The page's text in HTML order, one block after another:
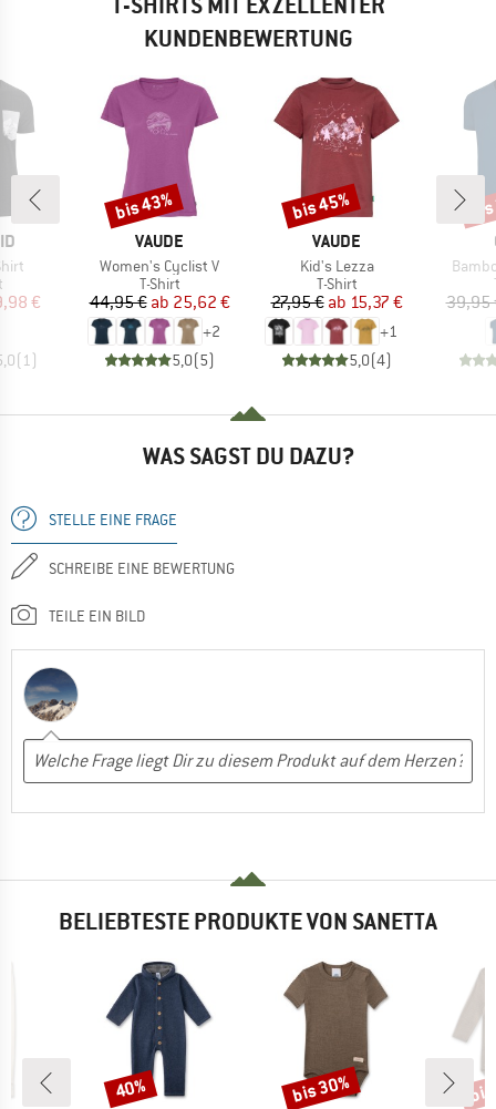
KUNDENBEWERTUNG
Preis
€
(1)
MARKE
VAUDE
Artikel
Women's Cyclist V
Produktgruppe
T-Shirt
Preis
44,95 € reduzierter Preis
ab 25,62 €
+2
5,0(5)
Rabatt
bis 43%
MARKE
VAUDE
Artikel
Kid's Lezza
Produktgruppe
T-Shirt
Preis
27,95 € reduzierter Preis
ab 15,37 €
+1
5,0(4)
Rabatt
bis 45%
Artikel
39,95
WAS SAGST DU DAZU?
STELLE EINE FRAGE
SCHREIBE EINE BEWERTUNG
TEILE EIN BILD
BELIEBTESTE PRODUKTE VON SANETTA
Rabatt
40% Rabatt
bis 30%